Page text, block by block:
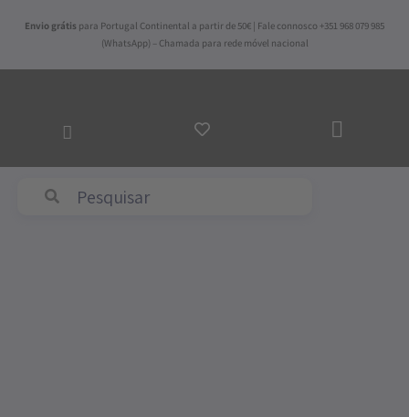
Envio grátis para Portugal Continental a partir de 50€ | Fale connosco +351 968 079 985
(WhatsApp) – Chamada para rede móvel nacional
AO